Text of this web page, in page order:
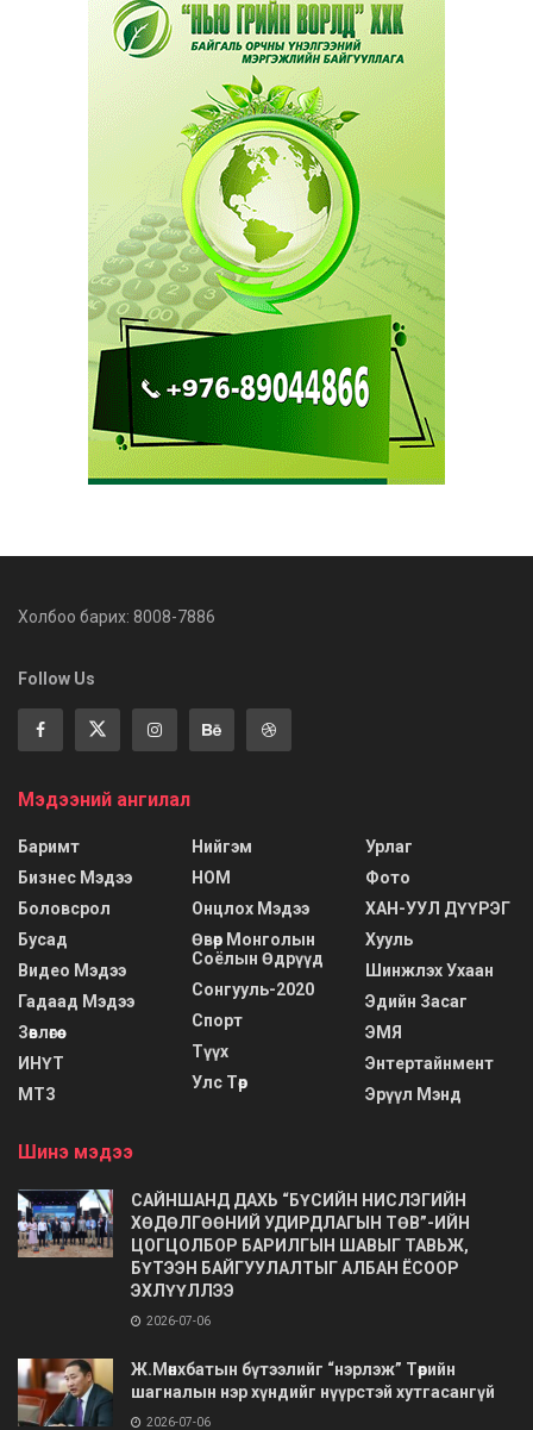
Холбоо барих: 8008-7886
Follow Us
Мэдээний ангилал
Баримт
Бизнес Мэдээ
Боловсрол
Бусад
Видео Мэдээ
Гадаад Мэдээ
Зөвлөгөө
ИНҮТ
МТЗ
Нийгэм
НОМ
Онцлох Мэдээ
Өвөр Монголын
Соёлын Өдрүүд
Сонгууль-2020
Спорт
Түүх
Улс Төр
Урлаг
Фото
ХАН-УУЛ ДҮҮРЭГ
Хууль
Шинжлэх Ухаан
Эдийн Засаг
ЭМЯ
Энтертайнмент
Эрүүл Мэнд
Шинэ мэдээ
САЙНШАНД ДАХЬ “БҮСИЙН НИСЛЭГИЙН
ХӨДӨЛГӨӨНИЙ УДИРДЛАГЫН ТӨВ”-ИЙН
ЦОГЦОЛБОР БАРИЛГЫН ШАВЫГ ТАВЬЖ,
БҮТЭЭН БАЙГУУЛАЛТЫГ АЛБАН ЁСООР
ЭХЛҮҮЛЛЭЭ
2026-07-06
Ж.Мөнхбатын бүтээлийг “нэрлэж” Төрийн
шагналын нэр хүндийг нүүрстэй хутгасангүй
2026-07-06